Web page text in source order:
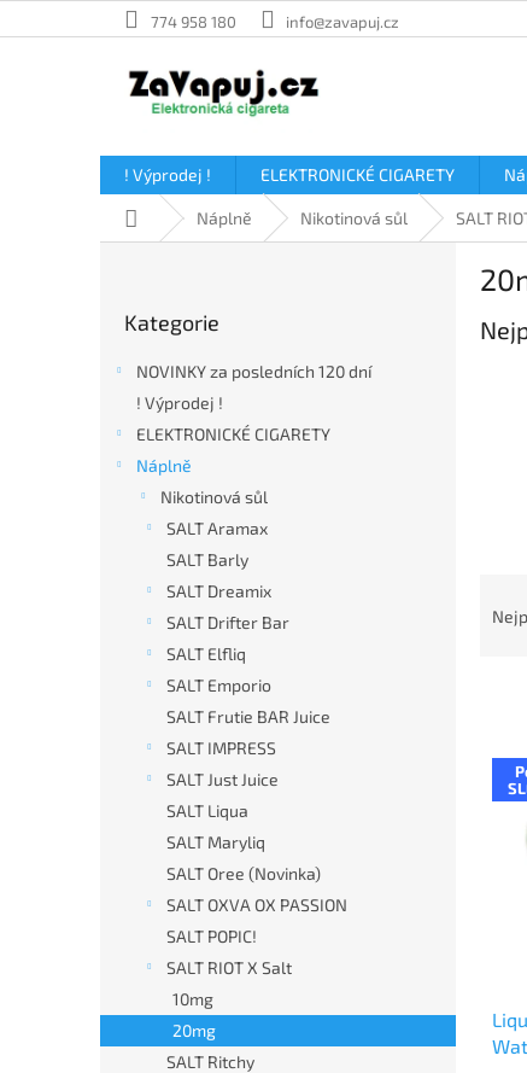
na
774 958 180 info@zavapuj.cz
! Výprodej ! ELEKTRONICKÉ CIGARETY
Domů Náplně Nikotinová sůl SALT
kategorie
Kategorie
NOVINKY za posledních 120 dní
! Výprodej !
ELEKTRONICKÉ CIGARETY
Náplně
Nikotinová sůl
SALT Aramax
SALT Barly
SALT Dreamix
SALT Drifter Bar
SALT Elfliq
SALT Emporio
SALT Frutie BAR Juice
SALT IMPRESS
SALT Just Juice
SALT Liqua
SALT Maryliq
SALT Oree (Novinka)
SALT OXVA OX PASSION
SALT POPIC!
SALT RIOT X Salt
10mg
20mg
SALT Ritchy
V
p